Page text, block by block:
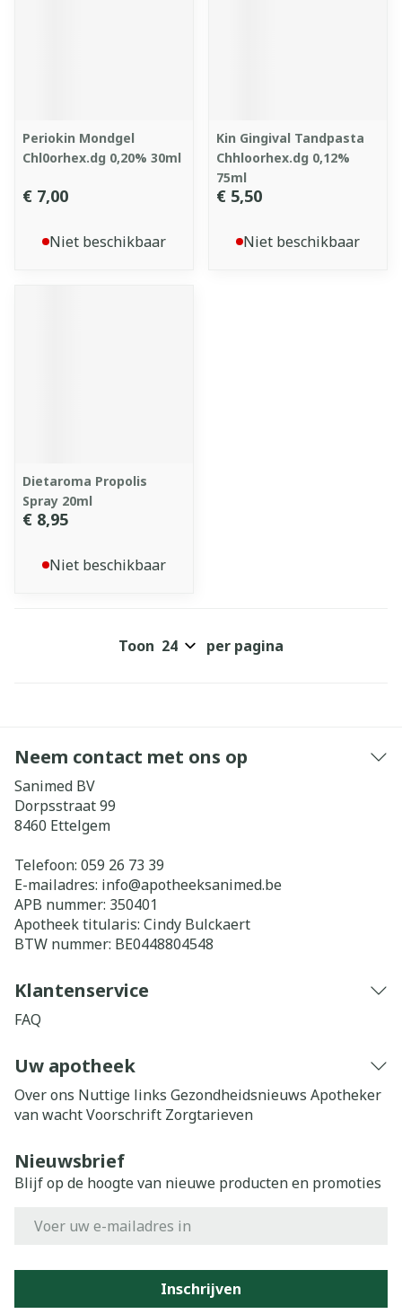
Periokin Mondgel
Chl0orhex.dg 0,20% 30ml
€ 7,00
Niet beschikbaar
Kin Gingival Tandpasta
Chhloorhex.dg 0,12%
75ml
€ 5,50
Niet beschikbaar
Dietaroma Propolis
Spray 20ml
€ 8,95
Niet beschikbaar
Toon per pagina
Neem contact met ons op
Sanimed BV
Dorpsstraat 99
8460 Ettelgem
Telefoon: 059 26 73 39
E-mailadres: info@apotheeksanimed.be
APB nummer: 350401
Apotheek titularis: Cindy Bulckaert
BTW nummer: BE0448804548
Klantenservice
FAQ
Uw apotheek
Over ons Nuttige links Gezondheidsnieuws Apotheker
van wachtVoorschrift Zorgtarieven
Nieuwsbrief
Blijf op de hoogte van nieuwe producten en promoties
Inschrijven